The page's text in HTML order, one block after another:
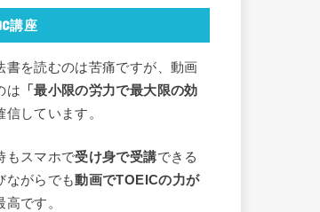
講座
書を読むのは苦痛ですが、動画
は 「最小限の労力で最大限の効
信しています。
もスマホで受け身で受講できる
ながらでも動画でTOEICの力が
高です。